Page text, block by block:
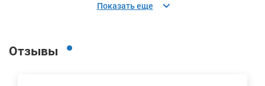
Показать еще
Отзывы